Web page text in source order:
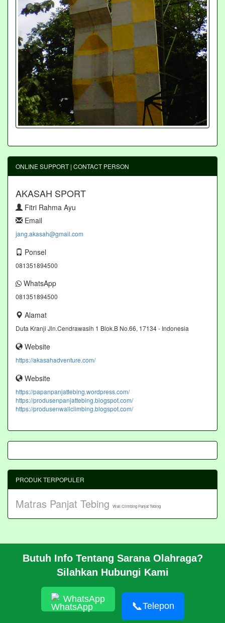
ONLINE SUPPORT | CONTACT PERSON
AKASAH SPORT
Fitri Rahma Ayu
Email
jang.akasah@gmail.com
Ponsel
081351894500
WhatsApp
081351894500
Alamat
Duta Kranji Jln.Cendrawasih 1 Blok.B No.66, 17134 - Indonesia
Website
https://akasahadventure.com/
Website
https://papanpanjattebing.wordpress.com/
https://produsenpanjattebing.blogspot.com/
https://produsenwallclimbing.blogspot.com/
Butuh Info Tentang Sarana Olahraga?
Silahkan Hubungi Kami
WhatsApp
📞Telepon
PRODUK TERPOPULER
Matras Panjat Tebing Wall Climbing Panjat Tebing
CARA PESAN
HUBUNGI KAMI
Pembangunan Wall Climbing Di PPLP Banten